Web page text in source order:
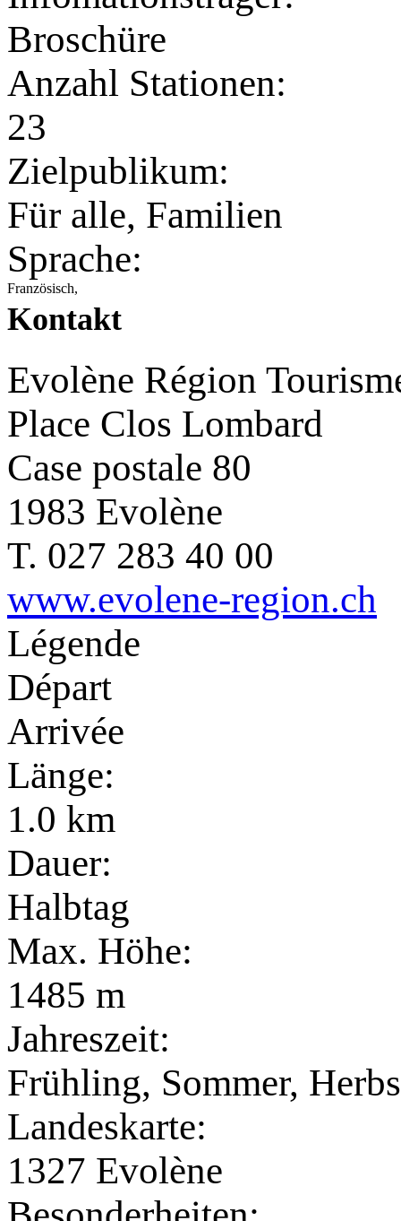
Broschüre
Anzahl Stationen:
23
Zielpublikum:
Für alle, Familien
Sprache:
Französisch,
Kontakt
Evolène Région
Place Clos Lombard
Case postale 80
1983 Evolène
T. 027 283 40 00
www.evolene-region.ch
Légende
Départ
Arrivée
Länge:
1.0 km
Dauer:
Halbtag
Max. Höhe:
1485 m
Jahreszeit:
Frühling, Sommer,
Landeskarte:
1327 Evolène